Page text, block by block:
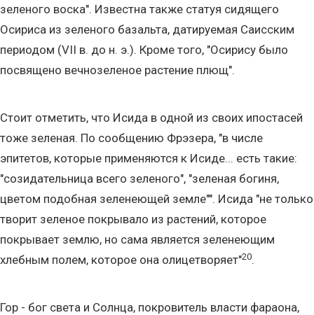
зеленого воска". Известна также статуя сидящего
Осириса из зеленого базальта, датируемая Саисским
периодом (VII в. до н. э.). Кроме того, "Осирису было
посвящено вечнозеленое растение плющ".
Стоит отметить, что Исида в одной из своих ипостасей
тоже зеленая. По сообщению Фрэзера, "в числе
эпитетов, которые применяются к Исиде... есть такие:
"созидательница всего зеленого", "зеленая богиня,
цветом подобная зеленеющей земле"". Исида "не только
творит зеленое покрывало из растений, которое
покрывает землю, но сама является зеленеющим
хлебным полем, которое она олицетворяет"20.
Гор - бог света и Солнца, покровитель власти фараона,